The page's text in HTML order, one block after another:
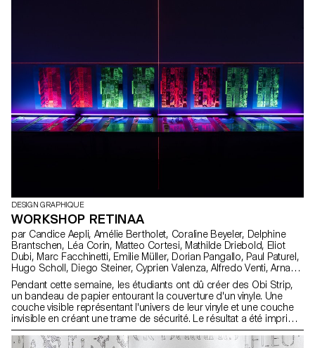
DESIGN GRAPHIQUE
WORKSHOP RETINAA
par Candice Aepli, Amélie Bertholet, Coraline Beyeler, Delphine
Brantschen, Léa Corin, Matteo Cortesi, Mathilde Driebold, Eliot
Dubi, Marc Facchinetti, Emilie Müller, Dorian Pangallo, Paul Paturel,
Hugo Scholl, Diego Steiner, Cyprien Valenza, Alfredo Venti, Arnaud
Wenger, Constance Mauler, Flora Hayoz, Lidia Molina González,
Vladislav Tschumi
Pendant cette semaine, les étudiants ont dû créer des Obi Strip,
un bandeau de papier entourant la couverture d'un vinyle. Une
couche visible représentant l'univers de leur vinyle et une couche
invisible en créant une trame de sécurité. Le résultat a été imprimé
en sérigraphie, une encre visible et une encre UV pour le design
de sécurité.